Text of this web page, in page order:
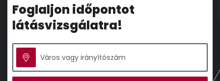
Foglaljon időpontot
látásvizsgálatra!